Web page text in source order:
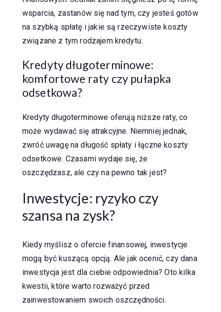
wsparcia, zastanów się nad tym, czy jesteś gotów
na szybką spłatę i jakie są rzeczywiste koszty
związane z tym rodzajem kredytu.
Kredyty długoterminowe:
komfortowe raty czy pułapka
odsetkowa?
Kredyty długoterminowe oferują niższe raty, co
może wydawać się atrakcyjne. Niemniej jednak,
zwróć uwagę na długość spłaty i łączne koszty
odsetkowe. Czasami wydaje się, że
oszczędzasz, ale czy na pewno tak jest?
Inwestycje: ryzyko czy
szansa na zysk?
Kiedy myślisz o ofercie finansowej, inwestycje
mogą być kuszącą opcją. Ale jak ocenić, czy dana
inwestycja jest dla ciebie odpowiednia? Oto kilka
kwestii, które warto rozważyć przed
zainwestowaniem swoich oszczędności.